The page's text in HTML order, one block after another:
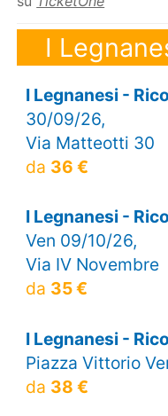
I
I Legnanesi -
30/09/26,
Via Matteotti 30
da 36 €
I Legnanesi -
Ven 09/10/26,
Via IV Novembre
da 35 €
I Legnanesi -
Piazza Vittorio
da 38 €